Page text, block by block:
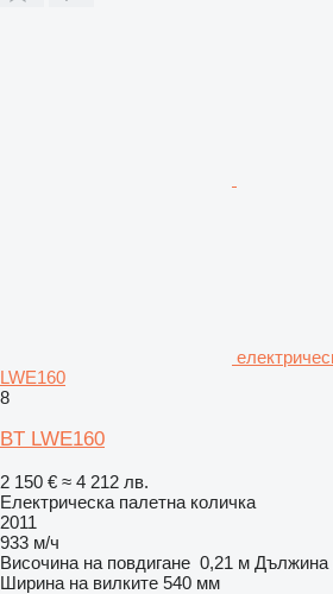
LWE160
8
BT LWE160
2 150 € ≈ 4 212 лв.
Електрическа палетна количка
2011
933 м/ч
Височина на повдигане 0,21 м Дължина
Ширина на вилките 540 мм